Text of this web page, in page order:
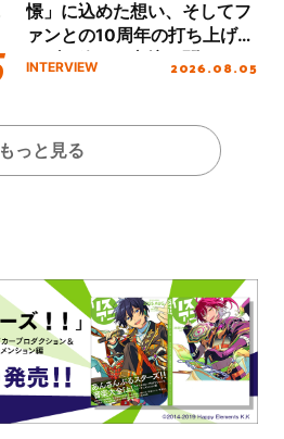
憬」に込めた想い、そしてフ
ァンとの10周年の打ち上げラ
イブを終えた心境を聞いた。
INTERVIEW 2026.08.05
もっと見る